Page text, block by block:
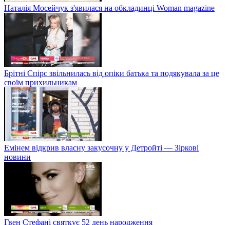
Наталія Мосейчук з'явилася на обкладинці Woman magazine
Брітні Спірс звільнилась від опіки батька та подякувала за це
своїм прихильникам
Емінем відкрив власну закусочну у Детройті — Зіркові
новини
Гвен Стефані святкує 52 день народження